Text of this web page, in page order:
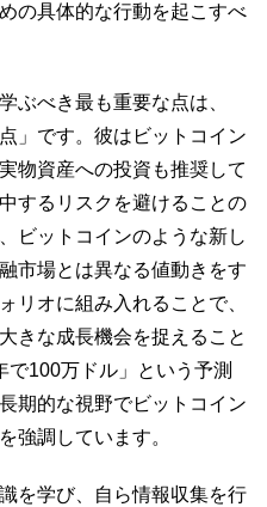
の具体的な行動を起こすべ
ぶべき最も重要な点は、
」です。彼はビットコイン
物資産への投資も推奨して
するリスクを避けることの
ビットコインのような新し
市場とは異なる値動きをす
リオに組み入れることで、
きな成長機会を捉えること
100万ドル」という予測
期的な視野でビットコイン
強調しています。
を学び、自ら情報収集を行